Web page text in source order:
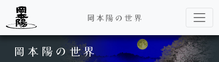
Main Navigation
岡本陽の世界
岡本陽の世界